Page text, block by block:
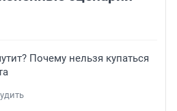
Почему нельзя купаться